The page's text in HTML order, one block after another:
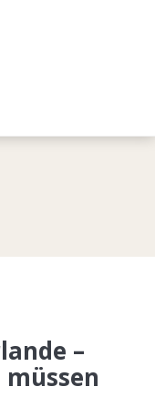
–
müssen